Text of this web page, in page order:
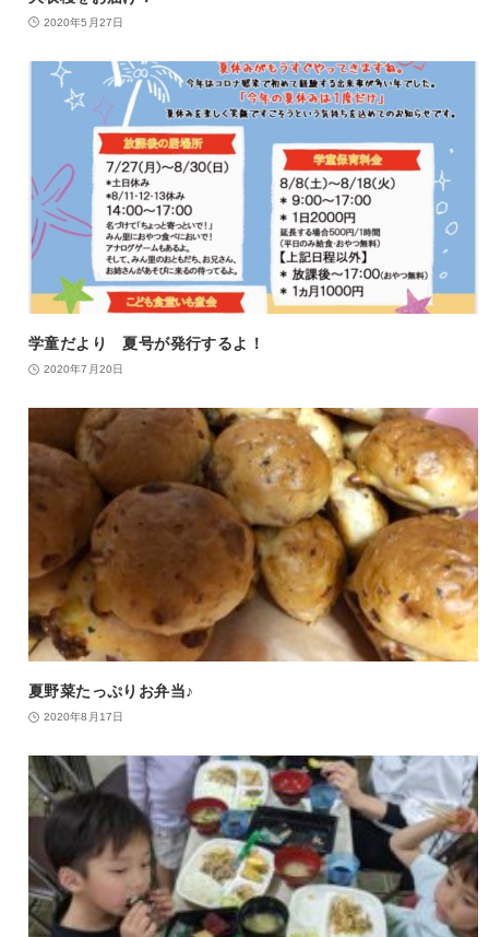
2020年5月27日
学童だより 夏号が発行するよ！
2020年7月20日
夏野菜たっぷりお弁当♪
2020年8月17日